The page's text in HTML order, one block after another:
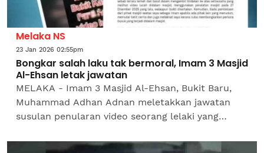
Melaka NS
23 Jan 2026 02:55pm
Bongkar salah laku tak bermoral, Imam 3 Masjid
Al-Ehsan letak jawatan
MELAKA - Imam 3 Masjid Al-Ehsan, Bukit Baru,
Muhammad Adhan Adnan meletakkan jawatan
susulan penularan video seorang lelaki yang
lucah di dalam...